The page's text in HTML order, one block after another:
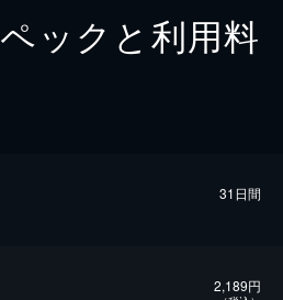
ックと利用料
31日間
2,189円